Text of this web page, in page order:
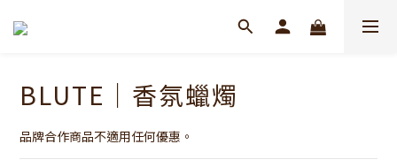
BLUTE｜香氛蠟燭
品牌合作商品不適用任何優惠。